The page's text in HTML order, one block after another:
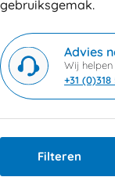
gebruiksgemak.
Advies
Wij
+31
Filteren